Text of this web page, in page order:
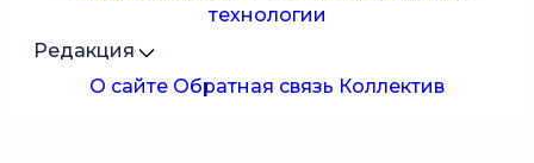
технологии
Редакция
О сайте Обратная связь Коллектив